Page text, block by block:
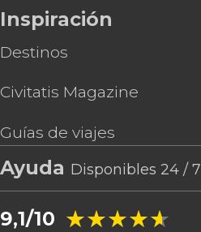
Inspiración
Destinos
Civitatis Magazine
Guías de viajes
Ayuda Disponibles 24 / 7
9,1/10 ★★★★★
★★★★★